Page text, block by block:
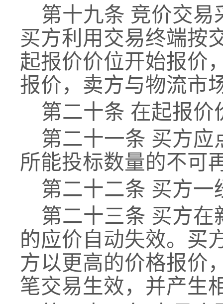
第十九条 竞价交易
买方利用交易终端按
起报价价位开始报价
报价，卖方与物流市
第二十条 在起报价
第二十一条 买方应
所能投标数量的不可
第二十二条 买方一
第二十三条 买方在
的应价自动失效。买
方以更高的价格报价
笔交易生效，并产生